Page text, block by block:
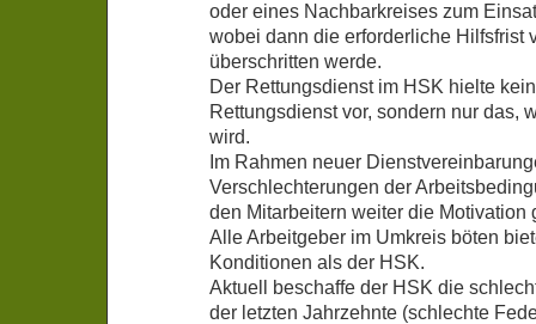
oder eines Nachbarkreises zum
wobei dann die erforderliche Hilfsfrist
überschritten werde.
Der Rettungsdienst im HSK hielte
Rettungsdienst vor, sondern nur das,
wird.
Im Rahmen neuer
Verschlechterungen der
den Mitarbeitern weiter die Motivation
Alle Arbeitgeber im Umkreis böten
Konditionen als der HSK.
Aktuell beschaffe der HSK die
der letzten Jahrzehnte (schlechte